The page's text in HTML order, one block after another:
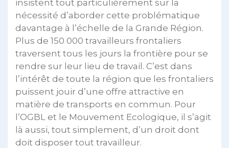
insistent tout particulièrement sur la
nécessité d’aborder cette problématique
davantage à l’échelle de la Grande Région.
Plus de 150 000 travailleurs frontaliers
traversent tous les jours la frontière pour se
rendre sur leur lieu de travail. C’est dans
l’intérêt de toute la région que les frontaliers
puissent jouir d’une offre attractive en
matière de transports en commun. Pour
l’OGBL et le Mouvement Ecologique, il s’agit
là aussi, tout simplement, d’un droit dont
doit disposer tout travailleur.